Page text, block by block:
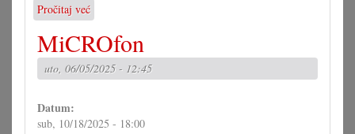
Pročitaj već
Kazališće
u
Petrovom
Selu:
MiCROfon
uto, 06/05/2025 - 12:45
Datum:
sub, 10/18/2025 - 18:00